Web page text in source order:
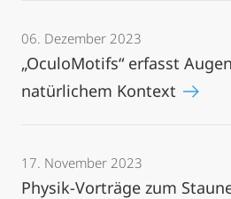
06. Dezember 2023
„OculoMotifs“ erfasst
natürlichem Kontext
17. November 2023
Physik-Vorträge zum